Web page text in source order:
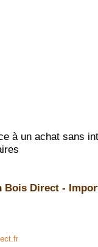
à un achat sans
Bois Direct -